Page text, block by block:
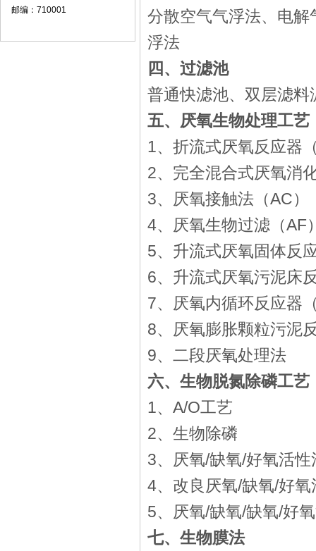
邮编： 710001
分散空气气浮法、电解
浮法
四、过滤池
普通快滤池、双层滤
五、厌氧生物处理工艺
1、折流式厌氧反应器
2、完全混合式厌氧消
3、厌氧接触法（AC）
4、厌氧生物过滤（AF
5、升流式厌氧固体反
6、升流式厌氧污泥床
7、厌氧内循环反应器
8、厌氧膨胀颗粒污泥
9、二段厌氧处理法
六、生物脱氮除磷工艺
1、A/O工艺
2、生物除磷
3、厌氧/缺氧/好氧活
4、改良 厌氧/缺氧/好氧
5、厌氧/缺氧/缺氧/好
七、生物膜法